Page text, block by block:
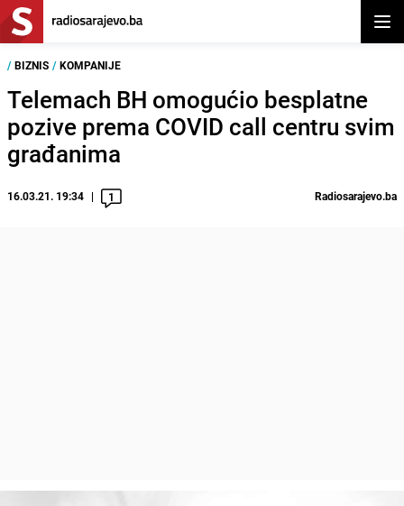
/ BIZNIS / KOMPANIJE
Telemach BH omogućio besplatne
pozive prema COVID call centru svim
građanima
16.03.21. 19:34 1 Radiosarajevo.ba